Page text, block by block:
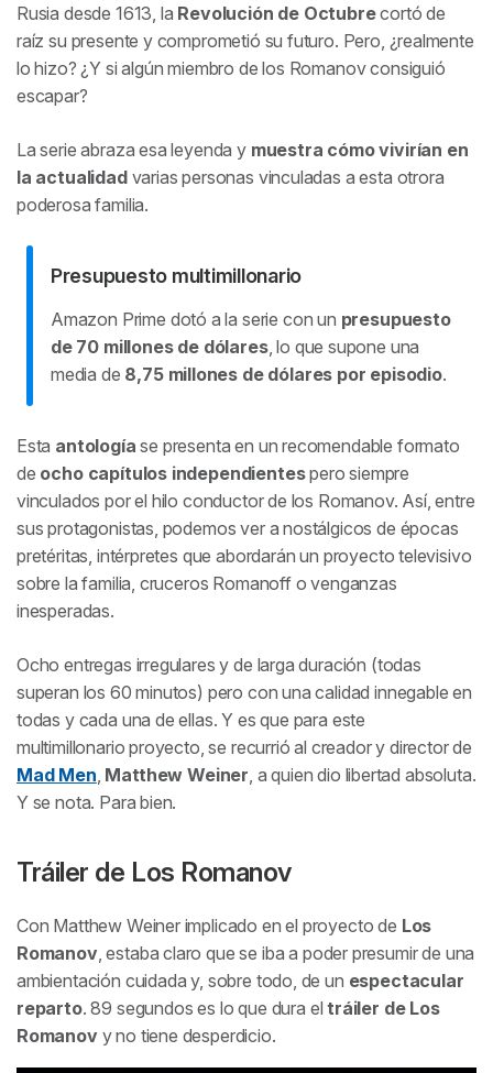
Rusia desde 1613, la Revolución de Octubrecortó de
raíz su presente y comprometió su futuro. Pero, ¿realmente
lo hizo? ¿Y si algún miembro de los Romanov consiguió
escapar?
La serie abraza esa leyenda y muestra cómo vivirían en
la actualidadvarias personas vinculadas a esta otrora
poderosa familia.
Presupuesto multimillonario
Amazon Prime dotó a la serie con un presupuesto
de 70 millones de dólares, lo que supone una
media de 8,75 millones de dólares por episodio.
Esta antología se presenta en un recomendable formato
de ocho capítulos independientespero siempre
vinculados por el hilo conductor de los Romanov. Así, entre
sus protagonistas, podemos ver a nostálgicos de épocas
pretéritas, intérpretes que abordarán un proyecto televisivo
sobre la familia, cruceros Romanoff o venganzas
inesperadas.
Ocho entregas irregulares y de larga duración (todas
superan los 60 minutos) pero con una calidad innegable en
todas y cada una de ellas. Y es que para este
multimillonario proyecto, se recurrió al creador y director de
Mad Men Matthew Weiner , a quien dio libertad absoluta.
Y se nota. Para bien.
Tráiler de Los Romanov
Con Matthew Weiner implicado en el proyecto de Los
Romanov , estaba claro que se iba a poder presumir de una
ambientación cuidada y, sobre todo, de un espectacular
reparto. 89 segundos es lo que dura el tráiler de Los
Romanov y no tiene desperdicio.